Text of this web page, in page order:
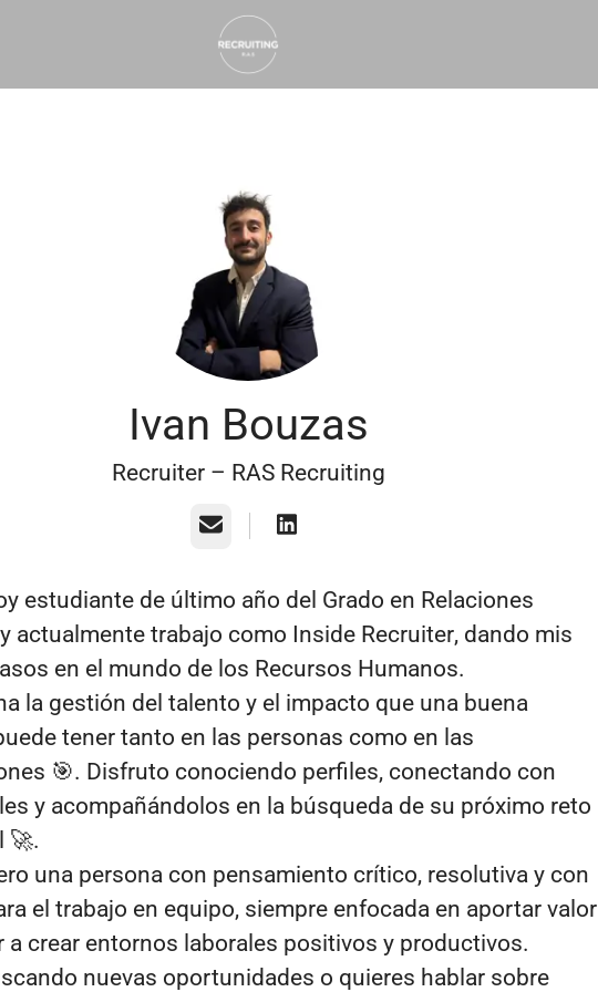
Ivan Bouzas
Recruiter – RAS Recruiting
Correo electrónico
estudiante de último año del Grado en Relaciones
actualmente trabajo como Inside Recruiter, dando mis
en el mundo de los Recursos Humanos.
la gestión del talento y el impacto que una buena
tener tanto en las personas como en las
🎯. Disfruto conociendo perfiles, conectando con
y acompañándolos en la búsqueda de su próximo reto
🚀.
una persona con pensamiento crítico, resolutiva y con
el trabajo en equipo, siempre enfocada en aportar valor
a crear entornos laborales positivos y productivos.
nuevas oportunidades o quieres hablar sobre